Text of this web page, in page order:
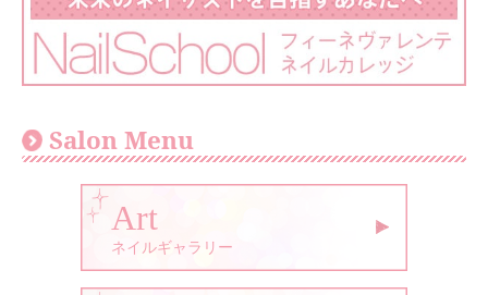
Salon Menu
Art
ネイルギャラリー